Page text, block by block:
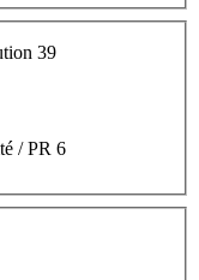
39
/ PR 6